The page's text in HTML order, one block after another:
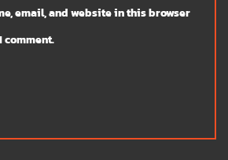
email, and website in this browser
comment.